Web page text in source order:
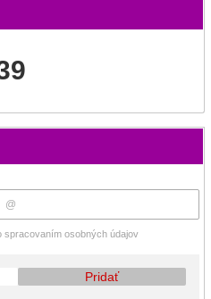
spracovaním osobných údajov
Pridať